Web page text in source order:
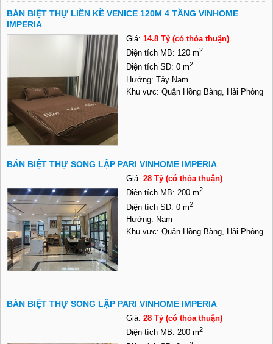
BÁN BIỆT THỰ LIỀN KỀ VENICE 120M 4 TẦNG VINHOME
IMPERIA
Giá: 14.8 Tỷ (có thỏa thuận)
Diện tích MB: 120 m2
Diện tích SD: 0 m2
Hướng: Tây Nam
Khu vực: Quận Hồng Bàng, Hải Phòng
BÁN BIỆT THỰ SONG LẬP PARI VINHOME IMPERIA
Giá: 28 Tỷ (có thỏa thuận)
Diện tích MB: 200 m2
Diện tích SD: 0 m2
Hướng: Nam
Khu vực: Quận Hồng Bàng, Hải Phòng
BÁN BIỆT THỰ SONG LẬP PARI VINHOME IMPERIA
Giá: 28 Tỷ (có thỏa thuận)
Diện tích MB: 200 m2